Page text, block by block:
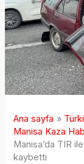
Ana sayfa
Manisa Kaza
Manisa’da TIR
kaybetti